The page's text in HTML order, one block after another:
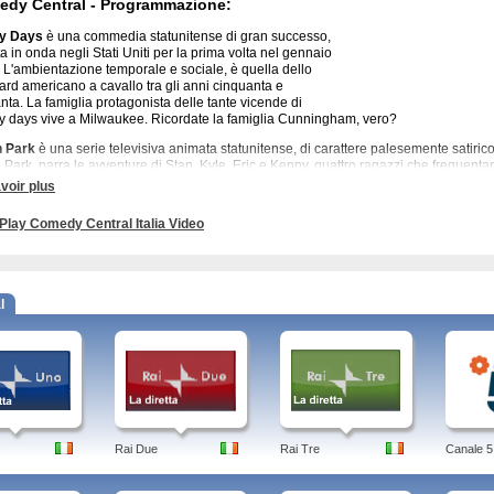
Central - Programmazione:
Days è una commedia statunitense di gran successo,
in onda negli Stati Uniti per la prima volta nel gennaio
L'ambientazione temporale e sociale, è quella dello
americano a cavallo tra gli anni cinquanta e
La famiglia protagonista delle tante vicende di
days vive a Milwaukee. Ricordate la famiglia Cunningham, vero?
Park è una serie televisiva animata statunitense, di carattere palesemente
Park, narra le avventure di Stan, Kyle, Eric e Kenny, quattro ragazzi che
Park, sulle Montagne Rocciose in Colorado. Satira, politica, attualità made in
Central Italia Replay. Programmi: Made in Sud, Central Station, I soliti idioti,
comedy central, news, canale, streaming, youtubers, sky, roast, comici, youtube,
Central nasce per l'Italia, il 1 maggio del 2007. Dal 1 giugno 1991 in realtà,
Il 19 ottobre 1996 invece è stata lanciata la versione polacca, e il 15
anno, 2007 quindi, arriva il momento dell'Olanda.
plus
Play Comedy Central Italia Video
Rai Due Rai Tre Canale 5